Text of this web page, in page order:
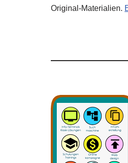
Original-Materialien.